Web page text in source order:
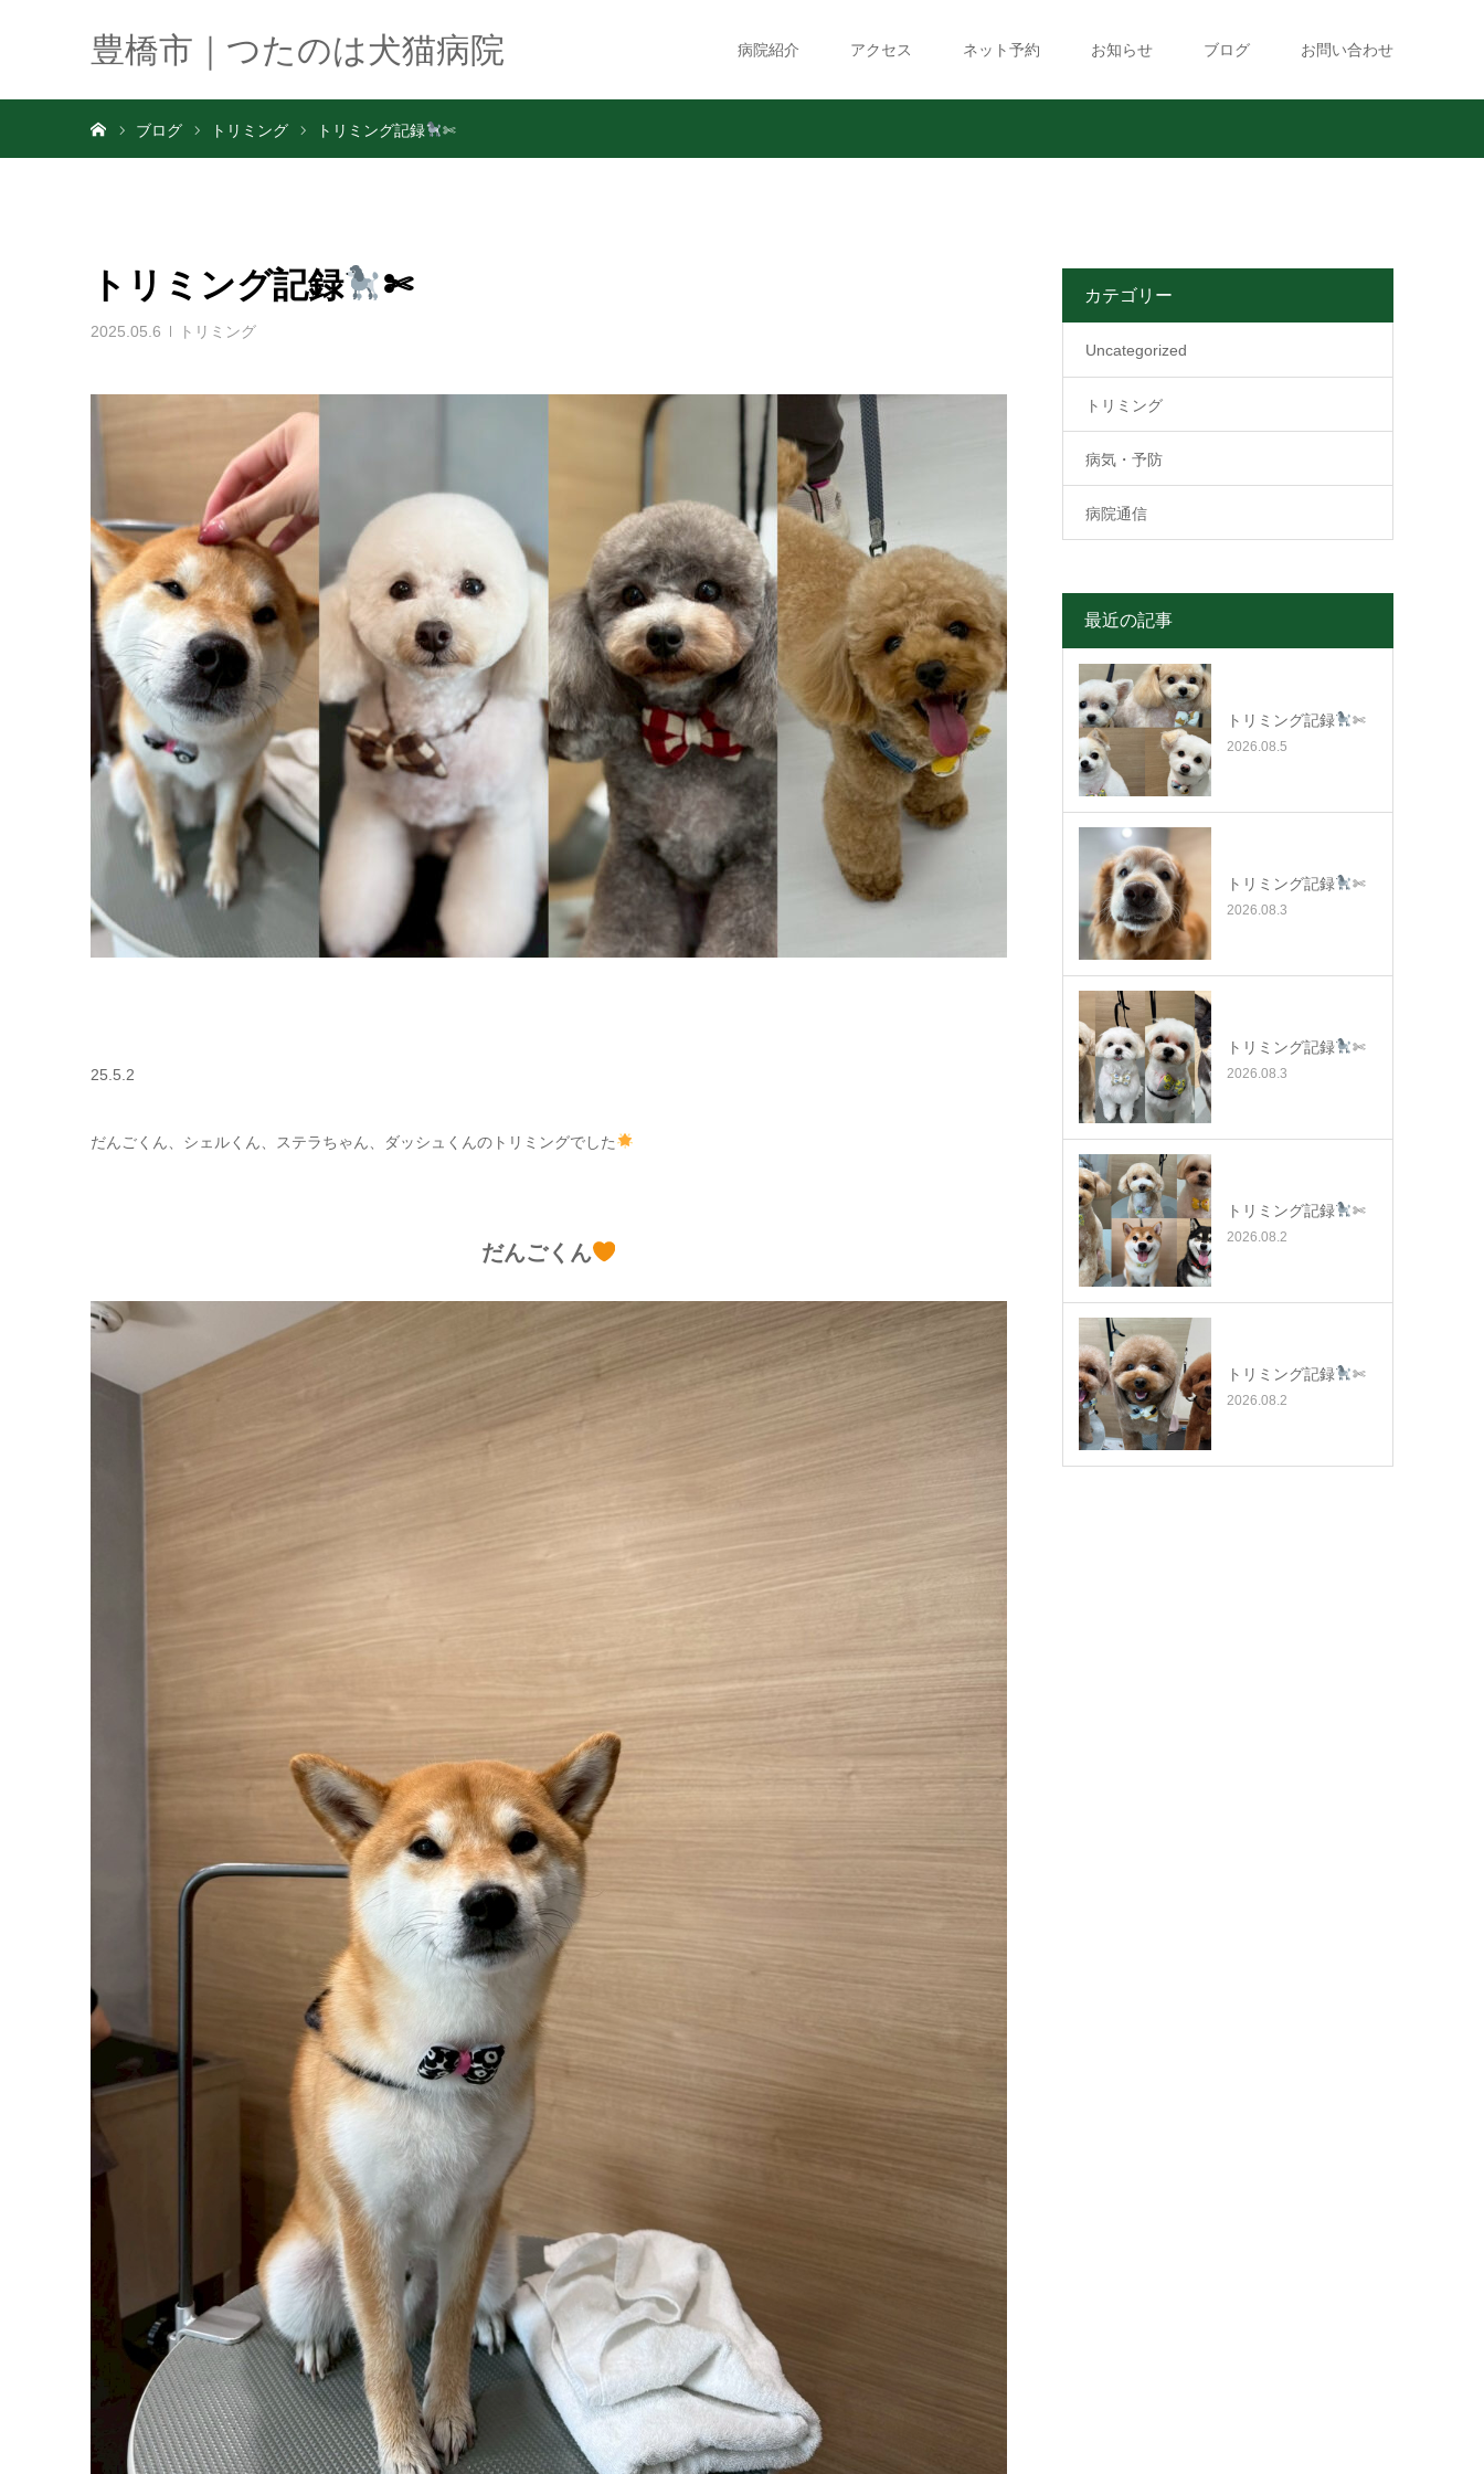
豊橋市｜つたのは犬猫病院 病院紹介 アクセス ネット予約 お知らせ ブログ お問い合わせ
ブログ トリミング トリミング記録 ✄
トリミング記録 ✄
2025.05.6 トリミング
25.5.2
だんごくん、シェルくん、ステラちゃん、ダッシュくんのトリミングでした
だんごくん
カテゴリー
Uncategorized
トリミング
病気・予防
病院通信
最近の記事
トリミング記録 ✄
2026.08.5
トリミング記録 ✄
2026.08.3
トリミング記録 ✄
2026.08.3
トリミング記録 ✄
2026.08.2
トリミング記録 ✄
2026.08.2